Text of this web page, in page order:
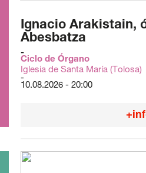
Ignacio Arakistain,
Abesbatza
Ciclo de Órgano
Iglesia de Santa María (Tolosa)
10.08.2026 - 20:00